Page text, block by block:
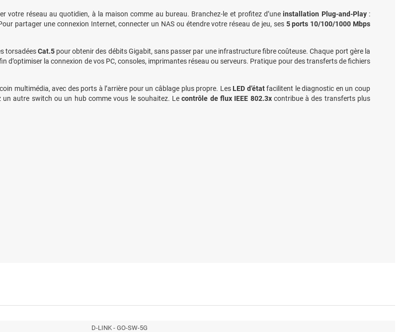
votre réseau au quotidien, à la maison comme au bureau. Branchez-le et profitez d’uneinstallation Plug-and-Play:
partager une connexion Internet, connecter un NAS ou étendre votre réseau de jeu, ses 5 ports 10/100/1000 Mbps
torsadéesCat.5pour obtenir des débits Gigabit, sans passer par une infrastructure fibre coûteuse. Chaque port gère la
d’optimiser la connexion de vos PC, consoles, imprimantes réseau ou serveurs. Pratique pour des transferts de fichiers
multimédia, avec des ports à l’arrière pour un câblage plus propre. Les LED d’étatfacilitent le diagnostic en un coup
un autre switch ou un hub comme vous le souhaitez. Lecontrôle de flux IEEE 802.3xcontribue à des transferts plus
D-LINK - GO-SW-5G